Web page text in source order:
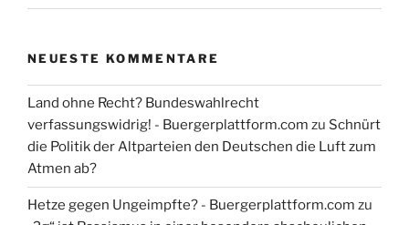
NEUESTE KOMMENTARE
Land ohne Recht? Bundeswahlrecht
verfassungswidrig! - Buergerplattform.com zu Schnürt
die Politik der Altparteien den Deutschen die Luft zum
Atmen ab?
Hetze gegen Ungeimpfte? - Buergerplattform.com zu